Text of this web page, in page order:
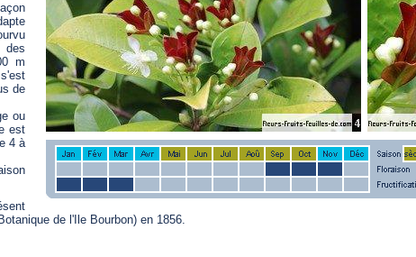
des
m
de
ou
est
4 à
de l'Ile Bourbon) en 1856.